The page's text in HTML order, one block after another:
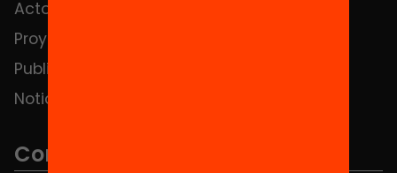
Actos
Proyectos
Publicaciones y vídeos
Noticias
Contacto